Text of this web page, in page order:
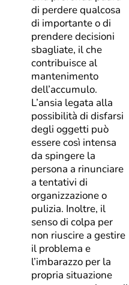
di perdere qualcosa
di importante o di
prendere decisioni
sbagliate, il che
contribuisce al
mantenimento
dell’accumulo.
L’ansia legata alla
possibilità di disfarsi
degli oggetti può
essere così intensa
da spingere la
persona a rinunciare
a tentativi di
organizzazione o
pulizia. Inoltre, il
senso di colpa per
non riuscire a gestire
il problema e
l’imbarazzo per la
propria situazione